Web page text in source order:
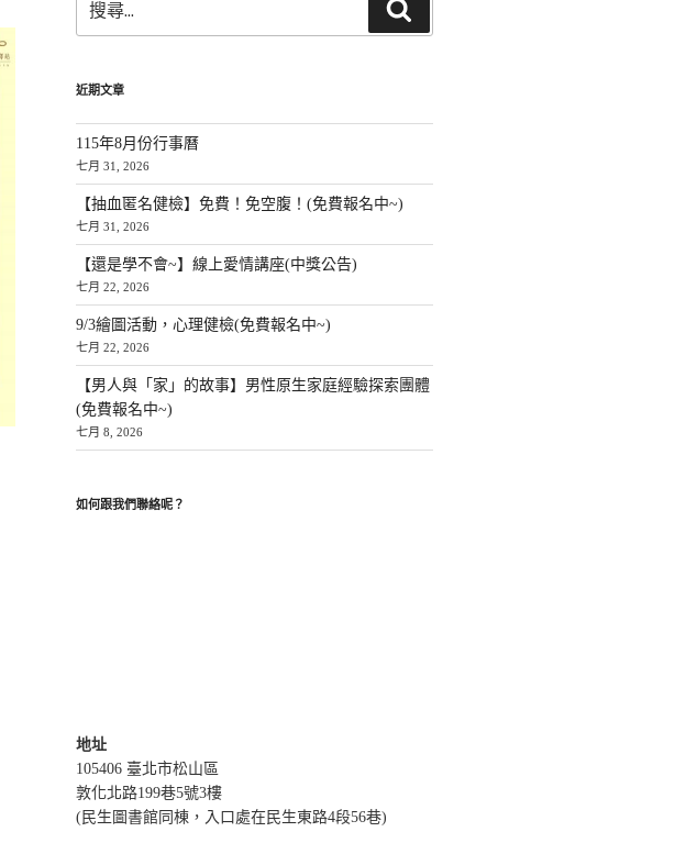
尋:
尋
近期文章
115年8月份行事曆
七月 31, 2026
【抽血匿名健檢】免費！免空腹！(免費報名中~)
七月 31, 2026
【還是學不會~】線上愛情講座(中獎公告)
七月 22, 2026
9/3繪圖活動，心理健檢(免費報名中~)
七月 22, 2026
【男人與「家」的故事】男性原生家庭經驗探索團體
(免費報名中~)
七月 8, 2026
如何跟我們聯絡呢？
地址
105406 臺北市松山區
敦化北路199巷5號3樓
(民生圖書館同棟，入口處在民生東路4段56巷)